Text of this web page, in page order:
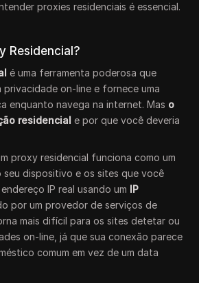
proxies residenciais é essencial.
Residencial?
é uma ferramenta poderosa que
privacidade on-line e fornece uma
enquanto navega na internet. Mas o
residencial e por que você deveria
proxy residencial funciona como um
seu dispositivo e os sites que você
IP real usando um IP
por um provedor de serviços de
mais difícil para os sites detetar ou
on-line, já que sua conexão parece
comum em vez de um data